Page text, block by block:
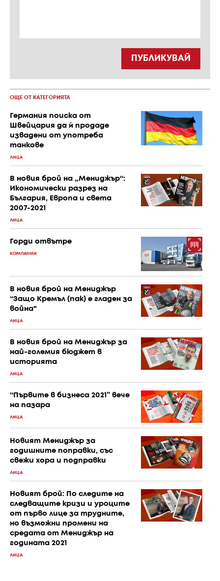
ПУБЛИКУВАЙ
ОЩЕ ОТ КАТЕГОРИЯТА
Германия поиска от
Швейцария да ѝ продаде
извадени от употреба
танкове
ЛИЦА
В новия брой на „Мениджър“:
Икономически разрез на
България, Европа и света
2007-2021
ЛИЦА
Горди отвътре
КОМПАНИИ
В новия брой на Мениджър
“Защо Кремъл (пак) е гладен за
война"
ЛИЦА
В новия брой на Мениджър за
най-големия бюджет в
историята
ЛИЦА
“Първите в бизнеса 2021” вече
на пазара
ЛИЦА
Новият Мениджър за
годишните поправки, със
свежи хора и подправки
ЛИЦА
Новият брой: По следите на
следващите кризи и уроците
от първо лице за трудните,
но възможни промени на
средата от Мениджър на
годината 2021
ЛИЦА